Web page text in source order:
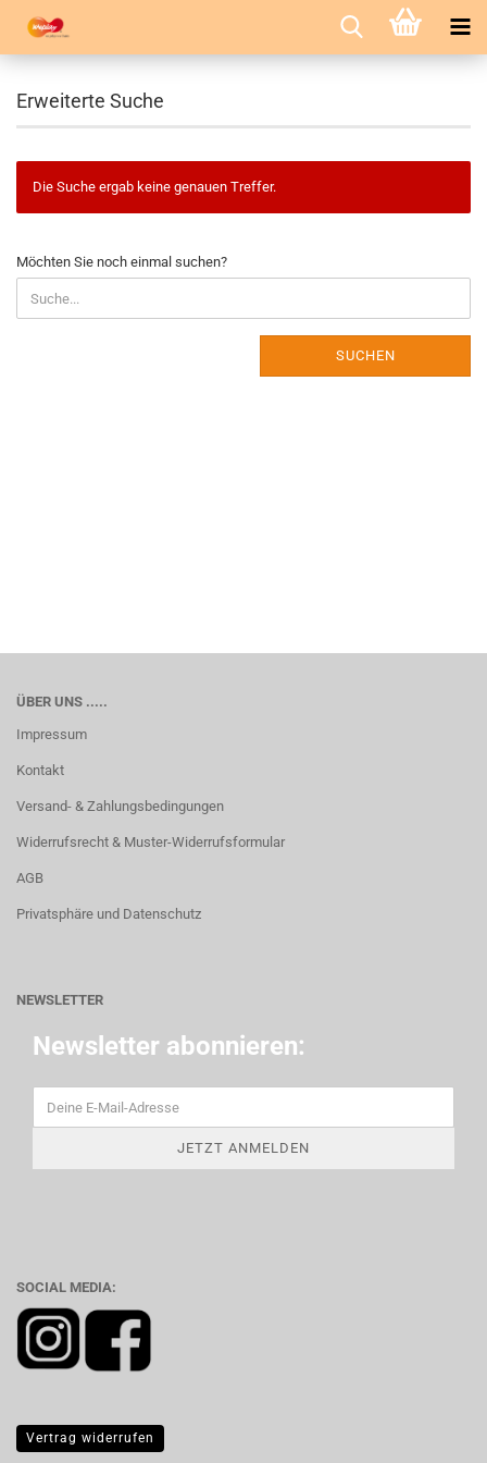
Erweiterte Suche
Die Suche ergab keine genauen Treffer.
MÖCHTEN
SIE
NOCH
EINMAL
Möchten Sie noch einmal suchen?
SUCHEN
ÜBER UNS .....
Impressum
Kontakt
Versand- & Zahlungsbedingungen
Widerrufsrecht & Muster-Widerrufsformular
AGB
Privatsphäre und Datenschutz
NEWSLETTER
Newsletter abonnieren:
SOCIAL MEDIA:
Vertrag widerrufen